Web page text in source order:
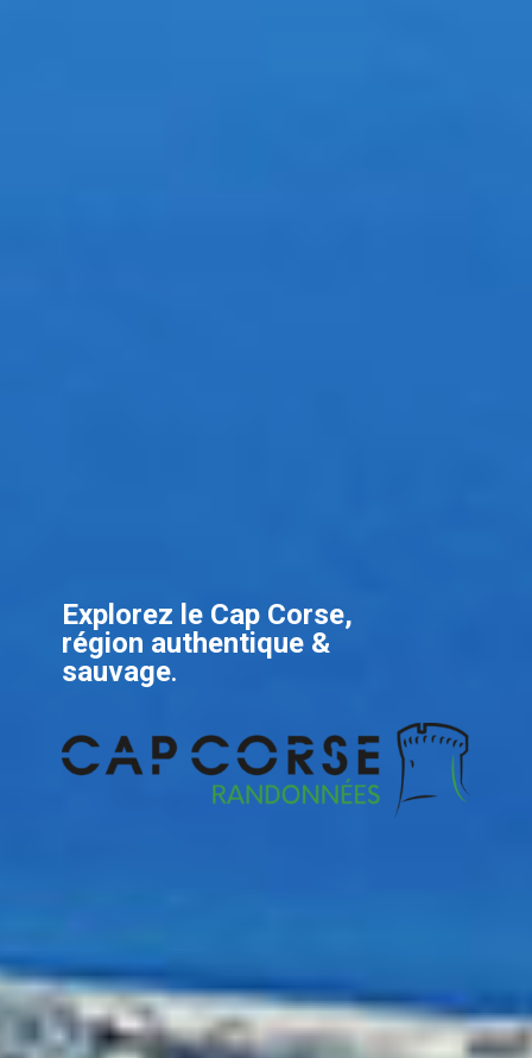
Explorez le Cap Corse,
région authentique &
sauvage.